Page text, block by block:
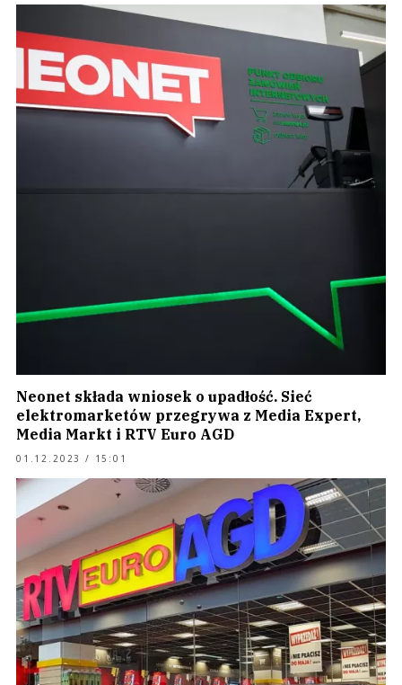
Neonet składa wniosek o upadłość. Sieć
elektromarketów przegrywa z Media Expert,
Media Markt i RTV Euro AGD
01.12.2023 / 15:01